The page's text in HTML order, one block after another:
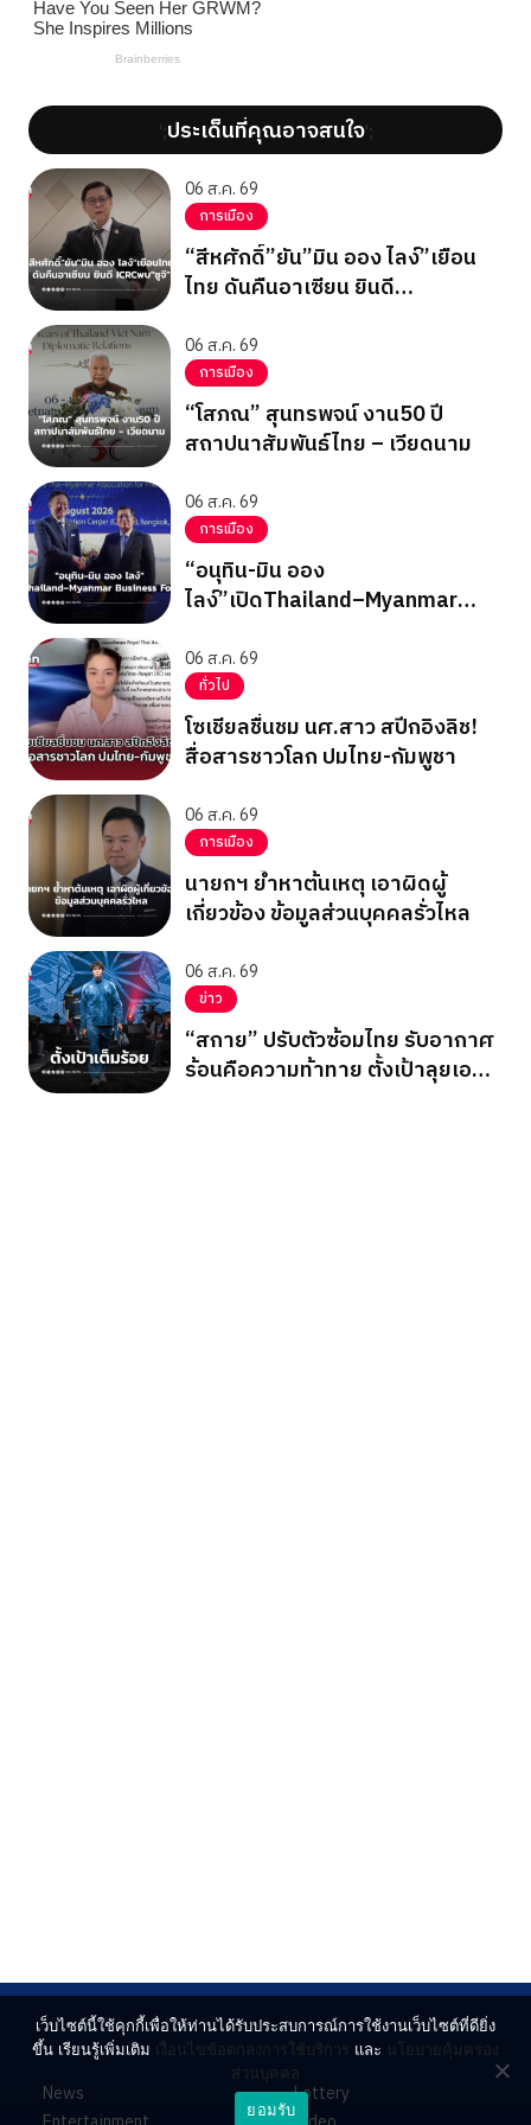
';ประเด็นที่คุณอาจสนใจ';
06 ส.ค. 69
การเมือง
“สีหศักดิ์”ยัน”มิน ออง ไลง์”เยือน
ไทย ดันคืนอาเซียน ยินดี
06 ส.ค. 69
การเมือง
“โสภณ” สุนทรพจน์ งาน50 ปี
สถาปนาสัมพันธ์ไทย – เวียดนาม
06 ส.ค. 69
การเมือง
“อนุทิน-มิน ออง
ไลง์”เปิดThailand–Myanmar
06 ส.ค. 69
ทั่วไป
โซเชียลชื่นชม นศ.สาว สปีกอิงลิช!
สื่อสารชาวโลก ปมไทย-กัมพูชา
06 ส.ค. 69
การเมือง
นายกฯ ย้ำหาต้นเหตุ เอาผิดผู้
เกี่ยวข้อง ข้อมูลส่วนบุคคลรั่วไหล
06 ส.ค. 69
ข่าว
“สกาย” ปรับตัวซ้อมไทย รับอากาศ
ร้อนคือความท้าทาย ตั้งเป้าลุยเอ
News
Lottery
เว็บไซต์นี้ใช้คุกกี้เพื่อให้ท่านได้รับประสบการณ์การใช้งานเว็บไซต์ที่ดียิ่ง
ขึ้น เรียนรู้เพิ่มเติม เงื่อนไขข้อตกลงการใช้บริการ และ นโยบายคุ้มครอง
ส่วนบุคคล
ยอมรับ